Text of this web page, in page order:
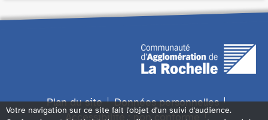
Plan du site
Données personnelles
Accessibilité : non conforme
Votre navigation sur ce site fait l'objet d'un suivi d'audience.